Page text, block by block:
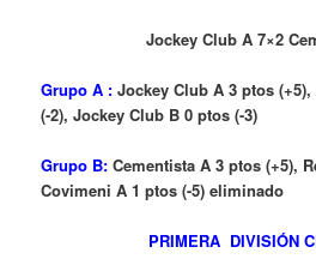
Jockey Club A 7×2
Grupo A : Jockey Club A 3 ptos
(-2), Jockey Club B 0 ptos (-3)
Grupo B: Cementista A 3 ptos (+5),
Covimeni A 1 ptos (-5) eliminado
PRIMERA DIVISIÓN